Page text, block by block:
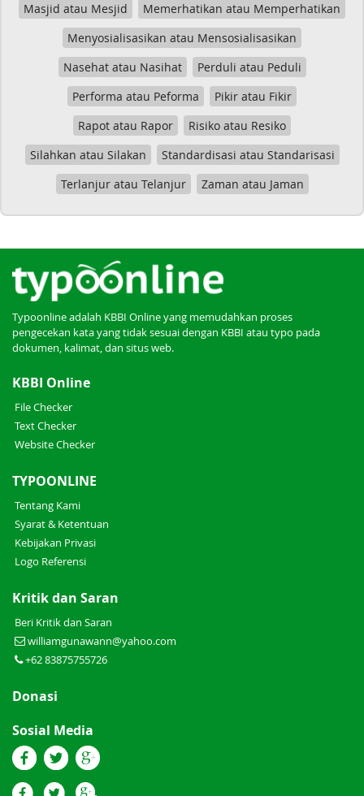
Masjid atau Mesjid
Memerhatikan atau Memperhatikan
Menyosialisasikan atau Mensosialisasikan
Nasehat atau Nasihat
Perduli atau Peduli
Performa atau Peforma
Pikir atau Fikir
Rapot atau Rapor
Risiko atau Resiko
Silahkan atau Silakan
Standardisasi atau Standarisasi
Terlanjur atau Telanjur
Zaman atau Jaman
Typoonline adalah KBBI Online yang memudahkan proses
pengecekan kata yang tidak sesuai dengan KBBI atau typo pada
dokumen, kalimat, dan situs web.
KBBI Online
File Checker
Text Checker
Website Checker
TYPOONLINE
Tentang Kami
Syarat & Ketentuan
Kebijakan Privasi
Logo Referensi
Kritik dan Saran
Beri Kritik dan Saran
williamgunawann@yahoo.com
+62 83875755726
Donasi
Sosial Media